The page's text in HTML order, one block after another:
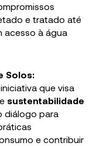
e tratado até
acesso à água
Solos:
que visa
sustentabilidade
diálogo para
e contribuir